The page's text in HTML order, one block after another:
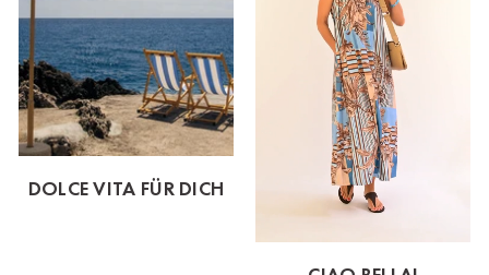
DOLCE VITA FÜR DICH